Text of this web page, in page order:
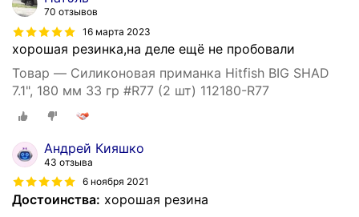
70 отзывов
16 марта 2023
хорошая резинка,на деле ещё не пробовали
Товар — Силиконовая приманка Hitfish BIG SHAD
7.1", 180 мм 33 гр #R77 (2 шт) 112180-R77
Андрей Кияшко
43 отзыва
6 ноября 2021
Достоинства: хорошая резина